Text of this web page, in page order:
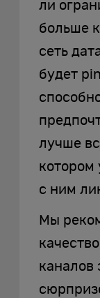
ли
больше
сеть
будет
лучше
котором
с ним
Мы
каналов